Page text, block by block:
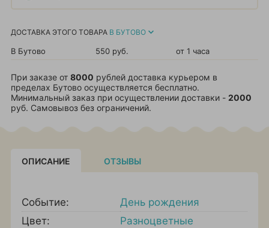
ДОСТАВКА ЭТОГО ТОВАРА В БУТОВО
В Бутово 550 руб. от 1 часа
При заказе от 8000 рублей доставка курьером в
пределах Бутово осуществляется бесплатно.
Минимальный заказ при осуществлении доставки - 2000
руб. Самовывоз без ограничений.
ОПИСАНИЕ ОТЗЫВЫ
Событие:
День рождения
Цвет:
Разноцветные